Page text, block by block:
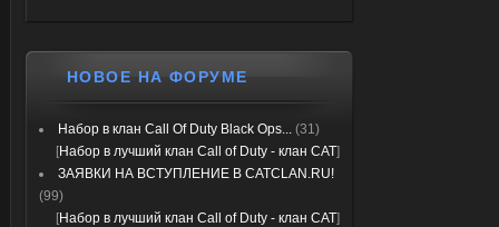
НОВОЕ НА ФОРУМЕ
Набор в клан Call Of Duty Black Ops... (31)
[Набор в лучший клан Call of Duty - клан CAT]
ЗАЯВКИ НА ВСТУПЛЕНИЕ В CATCLAN.RU!
(99)
[Набор в лучший клан Call of Duty - клан CAT]